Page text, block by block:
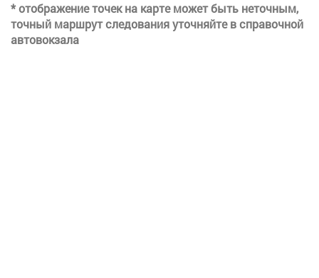
* отображение точек на карте может быть неточным,
точный маршрут следования уточняйте в справочной
автовокзала